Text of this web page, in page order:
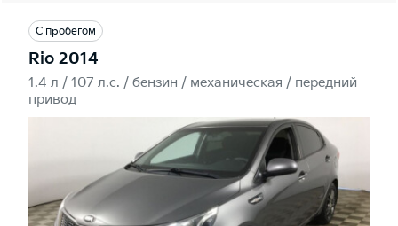
С пробегом
Rio 2014
1.4 л / 107 л.c. / бензин / механическая / передний
привод